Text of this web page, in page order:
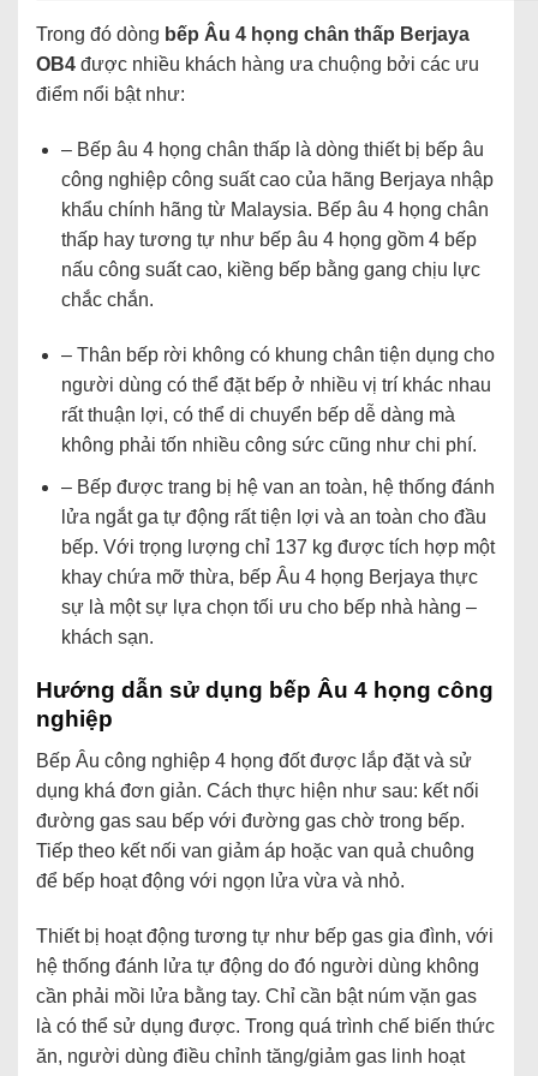
Trong đó dòng bếp Âu 4 họng chân thấp Berjaya
OB4 được nhiều khách hàng ưa chuộng bởi các ưu
điểm nổi bật như:
– Bếp âu 4 họng chân thấp là dòng thiết bị bếp âu
công nghiệp công suất cao của hãng Berjaya nhập
khẩu chính hãng từ Malaysia. Bếp âu 4 họng chân
thấp hay tương tự như bếp âu 4 họng gồm 4 bếp
nấu công suất cao, kiềng bếp bằng gang chịu lực
chắc chắn.
– Thân bếp rời không có khung chân tiện dụng cho
người dùng có thể đặt bếp ở nhiều vị trí khác nhau
rất thuận lợi, có thể di chuyển bếp dễ dàng mà
không phải tốn nhiều công sức cũng như chi phí.
– Bếp được trang bị hệ van an toàn, hệ thống đánh
lửa ngắt ga tự động rất tiện lợi và an toàn cho đầu
bếp. Với trọng lượng chỉ 137 kg được tích hợp một
khay chứa mỡ thừa, bếp Âu 4 họng Berjaya thực
sự là một sự lựa chọn tối ưu cho bếp nhà hàng –
khách sạn.
Hướng dẫn sử dụng bếp Âu 4 họng công
nghiệp
Bếp Âu công nghiệp 4 họng đốt được lắp đặt và sử
dụng khá đơn giản. Cách thực hiện như sau: kết nối
đường gas sau bếp với đường gas chờ trong bếp.
Tiếp theo kết nối van giảm áp hoặc van quả chuông
để bếp hoạt động với ngọn lửa vừa và nhỏ.
Thiết bị hoạt động tương tự như bếp gas gia đình, với
hệ thống đánh lửa tự động do đó người dùng không
cần phải mồi lửa bằng tay. Chỉ cần bật núm vặn gas
là có thể sử dụng được. Trong quá trình chế biến thức
ăn, người dùng điều chỉnh tăng/giảm gas linh hoạt